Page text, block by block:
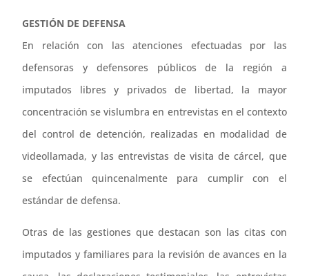
GESTIÓN DE DEFENSA
En relación con las atenciones efectuadas por las
defensoras y defensores públicos de la región a
imputados libres y privados de libertad, la mayor
concentración se vislumbra en entrevistas en el contexto
del control de detención, realizadas en modalidad de
videollamada, y las entrevistas de visita de cárcel, que
se efectúan quincenalmente para cumplir con el
estándar de defensa.
Otras de las gestiones que destacan son las citas con
imputados y familiares para la revisión de avances en la